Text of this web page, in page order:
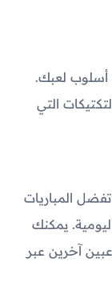
أسلوب لعبك.
التي
المباريات
يمكنك
آخرين عبر